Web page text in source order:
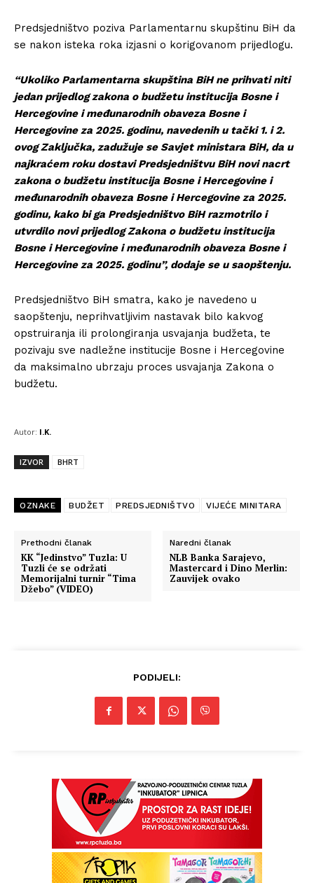
Predsjedništvo poziva Parlamentarnu skupštinu BiH da
se nakon isteka roka izjasni o korigovanom prijedlogu.
“Ukoliko Parlamentarna skupština BiH ne prihvati niti
jedan prijedlog zakona o budžetu institucija Bosne i
Hercegovine i međunarodnih obaveza Bosne i
Hercegovine za 2025. godinu, navedenih u tački 1. i 2.
ovog Zaključka, zadužuje se Savjet ministara BiH, da u
najkraćem roku dostavi Predsjedništvu BiH novi nacrt
zakona o budžetu institucija Bosne i Hercegovine i
međunarodnih obaveza Bosne i Hercegovine za 2025.
godinu, kako bi ga Predsjedništvo BiH razmotrilo i
utvrdilo novi prijedlog Zakona o budžetu institucija
Bosne i Hercegovine i međunarodnih obaveza Bosne i
Hercegovine za 2025. godinu”, dodaje se u saopštenju.
Predsjedništvo BiH smatra, kako je navedeno u
saopštenju, neprihvatljivim nastavak bilo kakvog
opstruiranja ili prolongiranja usvajanja budžeta, te
pozivaju sve nadležne institucije Bosne i Hercegovine
da maksimalno ubrzaju proces usvajanja Zakona o
budžetu.
Autor: I.K.
IZVOR BHRT
OZNAKE BUDŽET PREDSJEDNIŠTVO VIJEĆE MINITARA
Prethodni članak
KK “Jedinstvo” Tuzla: U
Tuzli će se održati
Memorijalni turnir “Tima
Džebo” (VIDEO)
Naredni članak
NLB Banka Sarajevo,
Mastercard i Dino Merlin:
Zauvijek ovako
PODIJELI: